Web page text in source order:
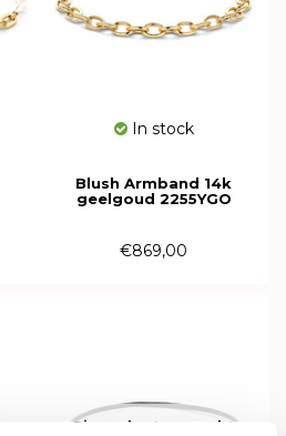
In stock
Blush Armband 14k
geelgoud 2255YGO
€869,00
Binnenkort verwacht